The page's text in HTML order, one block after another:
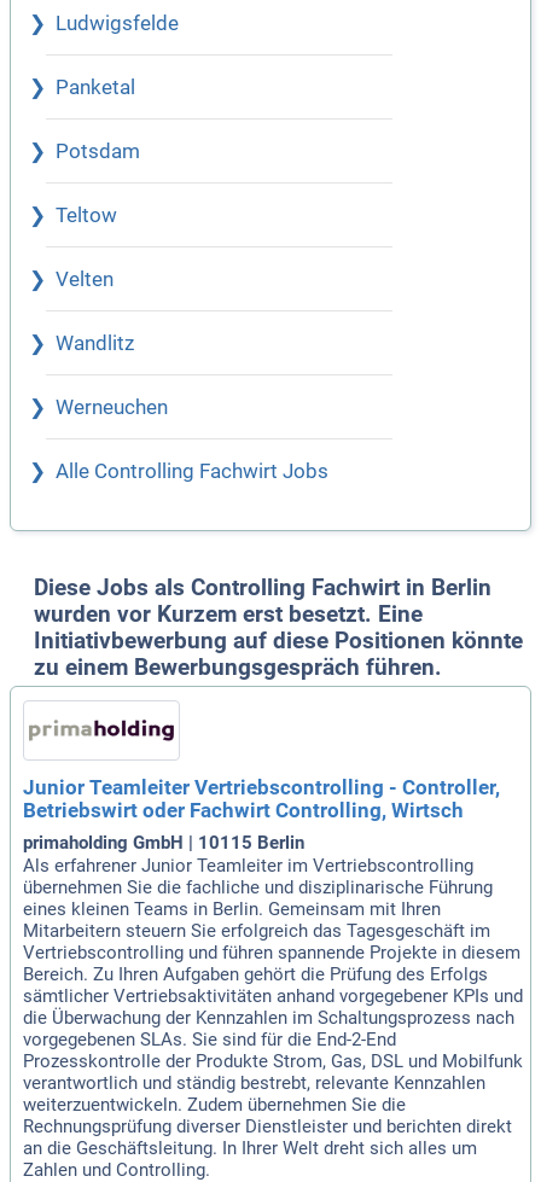
Ludwigsfelde
Panketal
Potsdam
Teltow
Velten
Wandlitz
Werneuchen
Alle Controlling Fachwirt Jobs
Diese Jobs als Controlling Fachwirt in Berlin
wurden vor Kurzem erst besetzt. Eine
Initiativbewerbung auf diese Positionen könnte
zu einem Bewerbungsgespräch führen.
Junior Teamleiter Vertriebscontrolling - Controller,
Betriebswirt oder Fachwirt Controlling, Wirtsch
primaholding GmbH | 10115 Berlin
Als erfahrener Junior Teamleiter im Vertriebscontrolling
übernehmen Sie die fachliche und disziplinarische Führung
eines kleinen Teams in Berlin. Gemeinsam mit Ihren
Mitarbeitern steuern Sie erfolgreich das Tagesgeschäft im
Vertriebscontrolling und führen spannende Projekte in diesem
Bereich. Zu Ihren Aufgaben gehört die Prüfung des Erfolgs
sämtlicher Vertriebsaktivitäten anhand vorgegebener KPIs und
die Überwachung der Kennzahlen im Schaltungsprozess nach
vorgegebenen SLAs. Sie sind für die End-2-End
Prozesskontrolle der Produkte Strom, Gas, DSL und Mobilfunk
verantwortlich und ständig bestrebt, relevante Kennzahlen
weiterzuentwickeln. Zudem übernehmen Sie die
Rechnungsprüfung diverser Dienstleister und berichten direkt
an die Geschäftsleitung. In Ihrer Welt dreht sich alles um
Zahlen und Controlling.